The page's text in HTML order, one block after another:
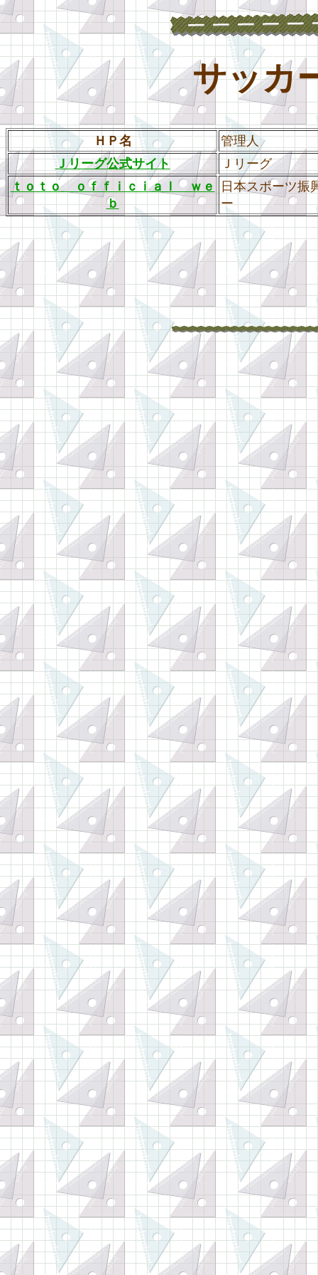
サッカ
ＨＰ名
管理人
Ｊリーグ公式サイト
Ｊリーグ
ｔｏｔｏ ｏｆｆｉｃｉａｌ ｗｅ
ｂ
日本スポーツ振
ー